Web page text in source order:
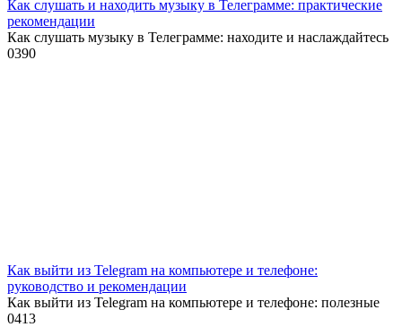
Как слушать и находить музыку в Телеграмме: практические
рекомендации
Как слушать музыку в Телеграмме: находите и наслаждайтесь
0390
Как выйти из Telegram на компьютере и телефоне:
руководство и рекомендации
Как выйти из Telegram на компьютере и телефоне: полезные
0413